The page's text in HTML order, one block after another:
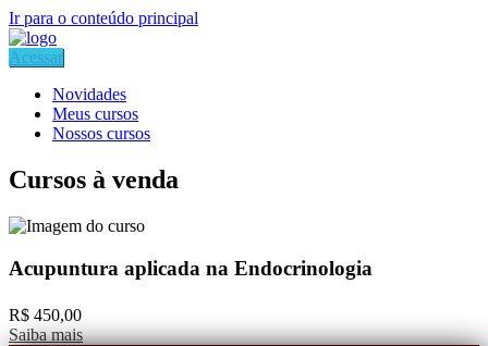
Ir para o conteúdo principal
Acessar
Novidades
Meus cursos
Nossos cursos
Cursos à venda
Acupuntura aplicada na Endocrinologia
R$ 450,00
Saiba mais